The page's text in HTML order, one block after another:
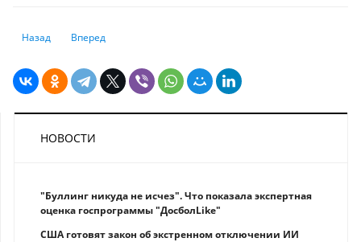
Предыдущий: Смартфон вместо удостоверения: где казахстанцы
Назад Следующий: В Алматы ужесточают карантин
Вперед
НОВОСТИ
"Буллинг никуда не исчез". Что показала экспертная
оценка госпрограммы "ДосболLike"
США готовят закон об экстренном отключении ИИ